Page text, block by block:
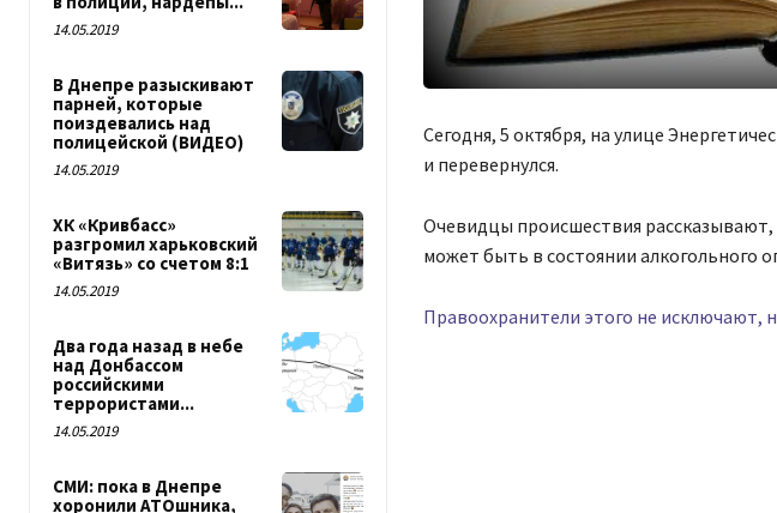
14.05.2019
В Днепре разыскивают
парней, которые
поиздевались над
полицейской (ВИДЕО)
14.05.2019
ХК «Кривбасс»
разгромил харьковский
«Витязь» со счетом 8:1
14.05.2019
Два года назад в небе
над Донбассом
российскими
террористами...
14.05.2019
СМИ: пока в Днепре
хоронили АТОшника,
Сегодня, 5 октября, на улице
и перевернулся.
Очевидцы происшествия
может быть в состоянии алкогольного
Правоохранители этого не исключают,